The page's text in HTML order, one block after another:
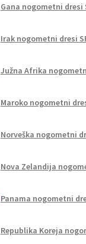
Gana nogometni dresi
Irak nogometni dresi
Južna Afrika
Maroko nogometni
Norveška nogometni
Nova Zelandija
Panama nogometni
Republika Koreja